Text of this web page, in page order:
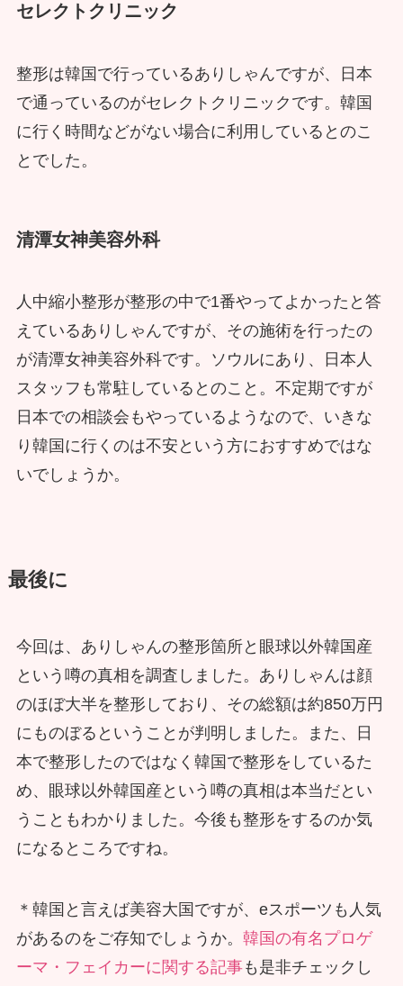
セレクトクリニック
整形は韓国で行っているありしゃんですが、日本
で通っているのがセレクトクリニックです。韓国
に行く時間などがない場合に利用しているとのこ
とでした。
清潭女神美容外科
人中縮小整形が整形の中で1番やってよかったと答
えているありしゃんですが、その施術を行ったの
が清潭女神美容外科です。ソウルにあり、日本人
スタッフも常駐しているとのこと。不定期ですが
日本での相談会もやっているようなので、いきな
り韓国に行くのは不安という方におすすめではな
いでしょうか。
最後に
今回は、ありしゃんの整形箇所と眼球以外韓国産
という噂の真相を調査しました。ありしゃんは顔
のほぼ大半を整形しており、その総額は約850万円
にものぼるということが判明しました。また、日
本で整形したのではなく韓国で整形をしているた
め、眼球以外韓国産という噂の真相は本当だとい
うこともわかりました。今後も整形をするのか気
になるところですね。
＊韓国と言えば美容大国ですが、eスポーツも人気
があるのをご存知でしょうか。 韓国の有名プロゲ
ーマ・フェイカーに関する記事も是非チェックし